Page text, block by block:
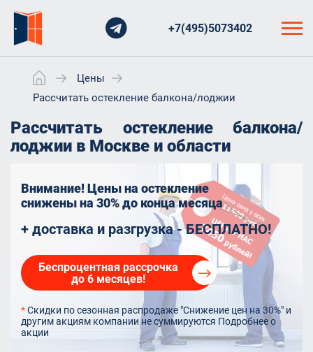
+7(495)5073402
Цены
Рассчитать остекление балкона/лоджии
Рассчитать остекление балкона/
лоджии в Москве и области
Внимание! Цены на остекление
снижены на 30%до конца месяца
+ доставка и разгрузка - БЕСПЛАТНО!
Беспроцентная рассрочка
до 6 месяцев!
*Скидки по сезонная распродаже "Снижение цен на 30%" и
другим акциям компании не суммируются Подробнее о
акции